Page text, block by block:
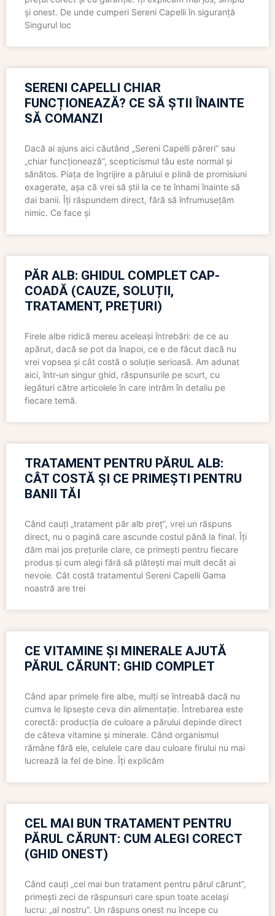
și onest. De unde cumperi Sereni Capelli în siguranță
Singurul loc
SERENI CAPELLI CHIAR
FUNCȚIONEAZĂ? CE SĂ ȘTII ÎNAINTE
SĂ COMANZI
Dacă ai ajuns aici căutând „Sereni Capelli păreri” sau
„chiar funcționează”, scepticismul tău este normal și
sănătos. Piața de îngrijire a părului e plină de promisiuni
exagerate, așa că vrei să știi la ce te înhami înainte să
dai banii. Îți răspundem direct, fără să înfrumusețăm
nimic. Ce face și
PĂR ALB: GHIDUL COMPLET CAP-
COADĂ (CAUZE, SOLUȚII,
TRATAMENT, PREȚURI)
Firele albe ridică mereu aceleași întrebări: de ce au
apărut, dacă se pot da înapoi, ce e de făcut dacă nu
vrei vopsea și cât costă o soluție serioasă. Am adunat
aici, într-un singur ghid, răspunsurile pe scurt, cu
legături către articolele în care intrăm în detaliu pe
fiecare temă.
TRATAMENT PENTRU PĂRUL ALB:
CÂT COSTĂ ȘI CE PRIMEȘTI PENTRU
BANII TĂI
Când cauți „tratament păr alb preț”, vrei un răspuns
direct, nu o pagină care ascunde costul până la final. Îți
dăm mai jos prețurile clare, ce primești pentru fiecare
produs și cum alegi fără să plătești mai mult decât ai
nevoie. Cât costă tratamentul Sereni Capelli Gama
noastră are trei
CE VITAMINE ȘI MINERALE AJUTĂ
PĂRUL CĂRUNT: GHID COMPLET
Când apar primele fire albe, mulți se întreabă dacă nu
cumva le lipsește ceva din alimentație. Întrebarea este
corectă: producția de culoare a părului depinde direct
de câteva vitamine și minerale. Când organismul
rămâne fără ele, celulele care dau culoare firului nu mai
lucrează la fel de bine. Îți explicăm
CEL MAI BUN TRATAMENT PENTRU
PĂRUL CĂRUNT: CUM ALEGI CORECT
(GHID ONEST)
Când cauți „cel mai bun tratament pentru părul cărunt”,
primești zeci de răspunsuri care spun toate același
lucru: „al nostru”. Un răspuns onest nu începe cu